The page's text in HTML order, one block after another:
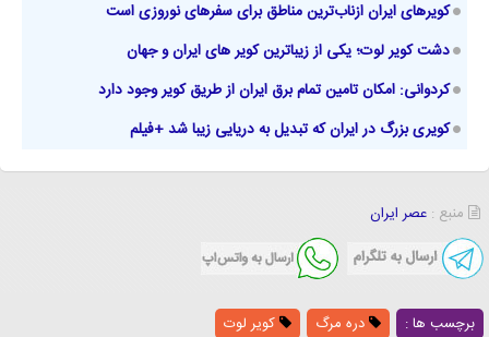
کویرهای ایران ازناب‌ترین مناطق برای سفرهای نوروزی است
دشت کویر لوت؛ یکی از زیباترین کویر های ایران و جهان
کردوانی: امکان تامین تمام برق ایران از طریق کویر وجود دارد
کویری بزرگ در ایران که تبدیل به دریایی زیبا شد +فیلم
منبع : عصر ایران
برچسب ها : دره مرگ کویر لوت